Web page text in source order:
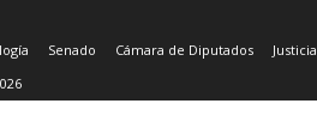
Senado Cámara de Diputados
Justicia